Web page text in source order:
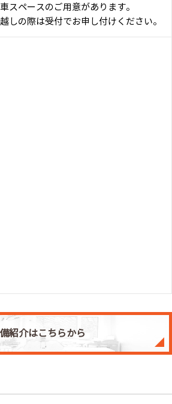
スペースのご用意があります。
しの際は受付でお申し付けください。
紹介はこちらから